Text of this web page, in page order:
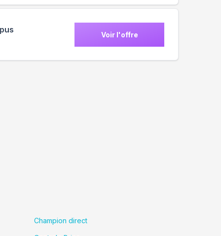
Voir l'offre
Champion direct